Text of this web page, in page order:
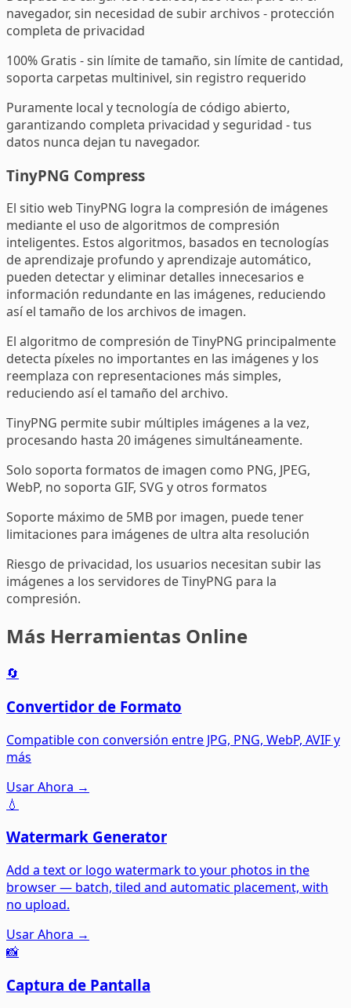
navegador, sin necesidad de subir archivos - protección
completa de privacidad
100% Gratis - sin límite de tamaño, sin límite de cantidad,
soporta carpetas multinivel, sin registro requerido
Puramente local y tecnología de código abierto,
garantizando completa privacidad y seguridad - tus
datos nunca dejan tu navegador.
TinyPNG Compress
El sitio web TinyPNG logra la compresión de imágenes
mediante el uso de algoritmos de compresión
inteligentes. Estos algoritmos, basados en tecnologías
de aprendizaje profundo y aprendizaje automático,
pueden detectar y eliminar detalles innecesarios e
información redundante en las imágenes, reduciendo
así el tamaño de los archivos de imagen.
El algoritmo de compresión de TinyPNG principalmente
detecta píxeles no importantes en las imágenes y los
reemplaza con representaciones más simples,
reduciendo así el tamaño del archivo.
TinyPNG permite subir múltiples imágenes a la vez,
procesando hasta 20 imágenes simultáneamente.
Solo soporta formatos de imagen como PNG, JPEG,
WebP, no soporta GIF, SVG y otros formatos
Soporte máximo de 5MB por imagen, puede tener
limitaciones para imágenes de ultra alta resolución
Riesgo de privacidad, los usuarios necesitan subir las
imágenes a los servidores de TinyPNG para la
compresión.
Más Herramientas Online
🔄
Convertidor de Formato
Compatible con conversión entre JPG, PNG, WebP, AVIF y
más
Usar Ahora →
💧
Watermark Generator
Add a text or logo watermark to your photos in the
browser — batch, tiled and automatic placement, with
no upload.
Usar Ahora →
📸
Captura de Pantalla